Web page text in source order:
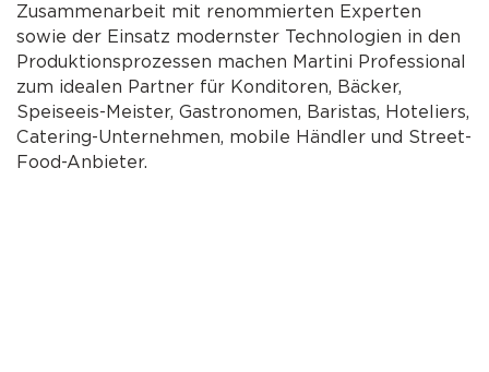
Zusammenarbeit mit renommierten Experten
sowie der Einsatz modernster Technologien in den
Produktionsprozessen machen Martini Professional
zum idealen Partner für Konditoren, Bäcker,
Speiseeis-Meister, Gastronomen, Baristas, Hoteliers,
Catering-Unternehmen, mobile Händler und Street-
Food-Anbieter.